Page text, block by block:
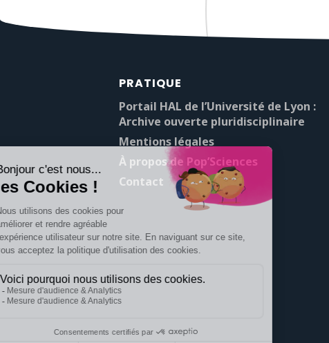
PRATIQUE
Portail HAL de l’Université de Lyon :
Archive ouverte pluridisciplinaire
Mentions légales
À propos de Pop’Sciences
Contact